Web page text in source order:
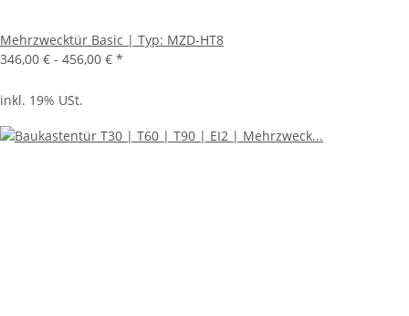
Mehrzwecktür Basic | Typ: MZD-HT8
346,00 € - 456,00 € *
inkl. 19% USt.